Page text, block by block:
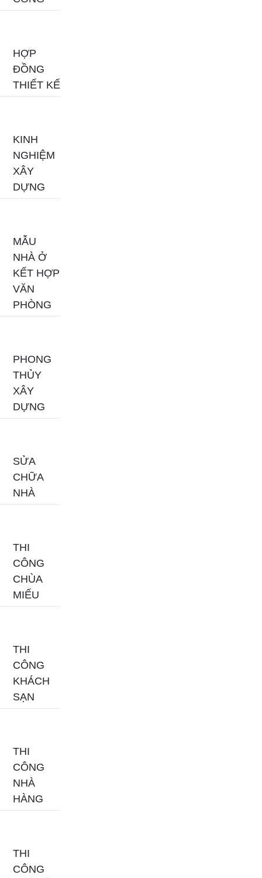
HỢP
ĐỒNG
THIẾT KẾ
KINH
NGHIỆM
XÂY
DỰNG
MẪU
NHÀ Ở
KẾT HỢP
VĂN
PHÒNG
PHONG
THỦY
XÂY
DỰNG
SỬA
CHỮA
NHÀ
THI
CÔNG
CHÙA
MIẾU
THI
CÔNG
KHÁCH
SẠN
THI
CÔNG
NHÀ
HÀNG
THI
CÔNG